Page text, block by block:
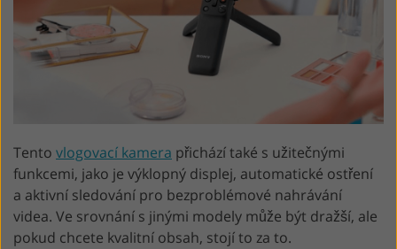
Tento vlogovací kamera přichází také s užitečnými
funkcemi, jako je výklopný displej, automatické ostření
a aktivní sledování pro bezproblémové nahrávání
videa. Ve srovnání s jinými modely může být dražší, ale
pokud chcete kvalitní obsah, stojí to za to.